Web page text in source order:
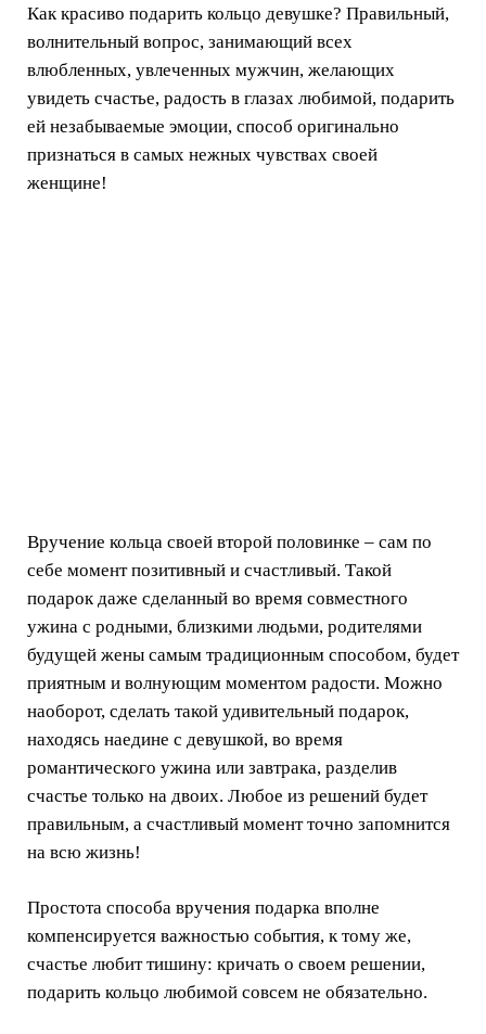
Как красиво подарить кольцо девушке? Правильный,
волнительный вопрос, занимающий всех
влюбленных, увлеченных мужчин, желающих
увидеть счастье, радость в глазах любимой, подарить
ей незабываемые эмоции, способ оригинально
признаться в самых нежных чувствах своей
женщине!
Вручение кольца своей второй половинке – сам по
себе момент позитивный и счастливый. Такой
подарок даже сделанный во время совместного
ужина с родными, близкими людьми, родителями
будущей жены самым традиционным способом, будет
приятным и волнующим моментом радости. Можно
наоборот, сделать такой удивительный подарок,
находясь наедине с девушкой, во время
романтического ужина или завтрака, разделив
счастье только на двоих. Любое из решений будет
правильным, а счастливый момент точно запомнится
на всю жизнь!
Простота способа вручения подарка вполне
компенсируется важностью события, к тому же,
счастье любит тишину: кричать о своем решении,
подарить кольцо любимой совсем не обязательно.